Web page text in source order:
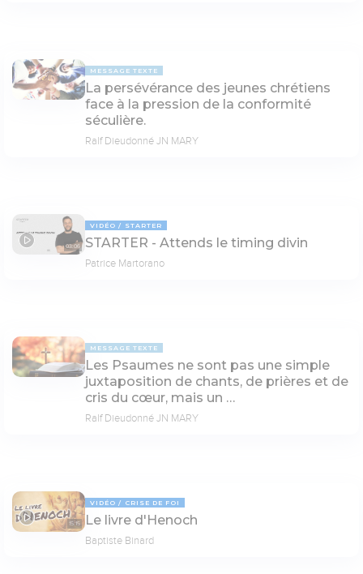
MESSAGE TEXTE
La persévérance des jeunes chrétiens
face à la pression de la conformité
séculière.
Ralf Dieudonné JN MARY
03:06
VIDÉO STARTER
STARTER - Attends le timing divin
Patrice Martorano
MESSAGE TEXTE
Les Psaumes ne sont pas une simple
juxtaposition de chants, de prières et de
cris du cœur, mais un …
Ralf Dieudonné JN MARY
15:15
VIDÉO CRISE DE FOI
Le livre d'Henoch
Baptiste Binard